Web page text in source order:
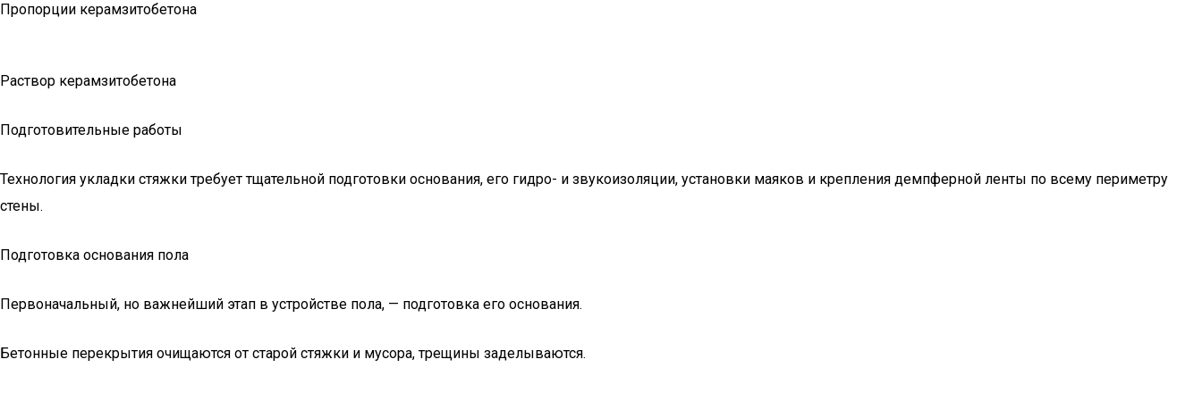
Пропорции керамзитобетона
Раствор керамзитобетона
Подготовительные работы
Технология укладки стяжки требует тщательной подготовки основания, его гидро- и звукоизоляции, установки маяков и крепления демпферной ленты по всему периметру
стены.
Подготовка основания пола
Первоначальный, но важнейший этап в устройстве пола, — подготовка его основания.
Бетонные перекрытия очищаются от старой стяжки и мусора, трещины заделываются.